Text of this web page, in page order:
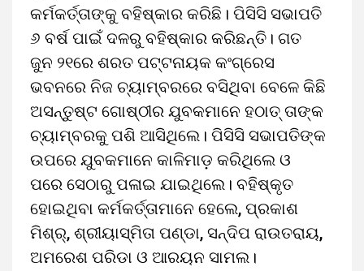
କର୍ମକର୍ତ୍ତାଙ୍କୁ ବହିଷ୍କାର କରିଛି। ପିସିସି ସଭାପତି
୬ ବର୍ଷ ପାଇଁ ଦଳରୁ ବହିଷ୍କାର କରିଛନ୍ତି। ଗତ
ଜୁନ ୨୧ରେ ଶରତ ପଟ୍ଟନାୟକ କଂଗ୍ରେସ
ଭବନରେ ନିଜ ଚ୍ୟାମ୍ବରରେ ବସିଥିବା ବେଳେ କିଛି
ଅସନ୍ତୁଷ୍ଟ ଗୋଷ୍ଠୀର ଯୁବକମାନେ ହଠାତ୍ ତାଙ୍କ
ଚ୍ୟାମ୍ବରକୁ ପଶି ଆସିଥିଲେ। ପିସିସି ସଭାପତିଙ୍କ
ଉପରେ ଯୁବକମାନେ କାଳିମାଡ଼ କରିଥିଲେ ଓ
ପରେ ସେଠାରୁ ପଳାଇ ଯାଇଥିଲେ। ବହିଷ୍କୃତ
ହୋଇଥିବା କର୍ମକର୍ତ୍ତାମାନେ ହେଲେ, ପ୍ରକାଶ
ମିଶ୍ର୍, ଶ୍ରୀୟାସ୍ମିତା ପଣ୍ଡା, ସନ୍ଦିପ ରାଉତରାୟ,
ଅମରେଶ ପରିଡା ଓ ଆରୟନ ସାମଲ।